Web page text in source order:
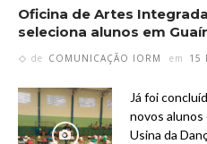
Oficina de Artes
seleciona alunos em
de COMUNICAÇÃO IORM em 15
Já foi
novos
Usina da